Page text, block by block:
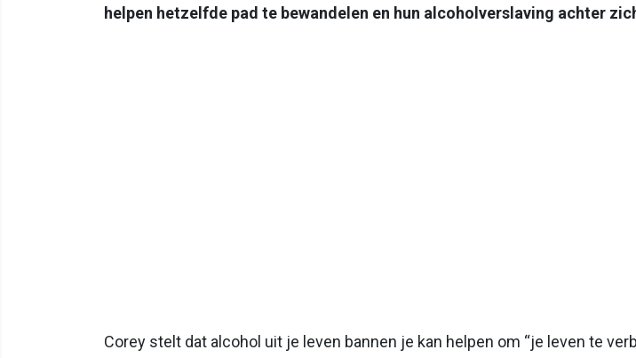
helpen hetzelfde pad te bewandelen en hun alcoholverslaving achter
Corey stelt dat alcohol uit je leven bannen je kan helpen om “je leven te